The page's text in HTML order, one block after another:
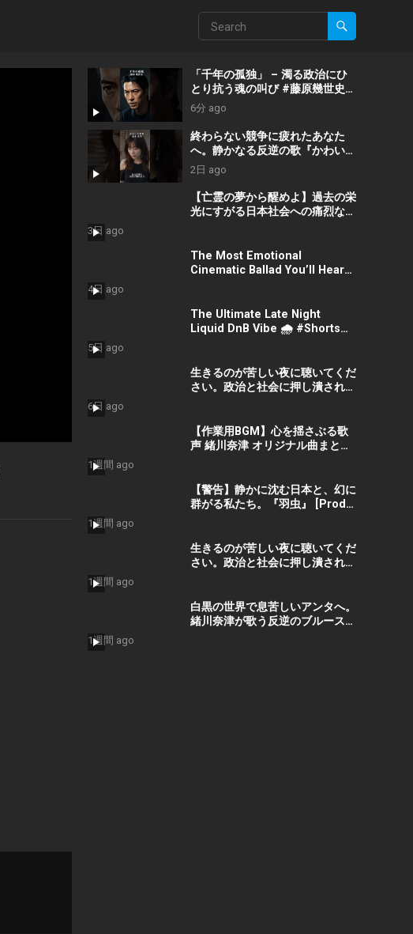
「千年の孤独」 – 濁る政治にひ
とり抗う魂の叫び #藤原幾世史
#shorts #社会問題 #日本政治
6分 ago
終わらない競争に疲れたあなた
へ。静かなる反逆の歌『かわいた
世界』/ #近本真季 #shorts
#music
2日 ago
【亡霊の夢から醒めよ】過去の栄
光にすがる日本社会への痛烈な一
3日 ago
The Most Emotional
Cinematic Ballad You’ll Hear
#EmotionalVibes #Piano
4日 ago
The Ultimate Late Night
Liquid DnB Vibe 🌧️ #Shorts
5日 ago
生きるのが苦しい夜に聴いてくだ
さい。政治と社会に押し潰された
6日 ago
【作業用BGM】心を揺さぶる歌
声 緒川奈津 オリジナル曲まとめ
#music #音楽
1週間 ago
【警告】静かに沈む日本と、幻に
群がる私たち。『羽虫』 [Prod.
1週間 ago
生きるのが苦しい夜に聴いてくだ
さい。政治と社会に押し潰された
1週間 ago
白黒の世界で息苦しいアンタへ。
緒川奈津が歌う反逆のブルース
1週間 ago